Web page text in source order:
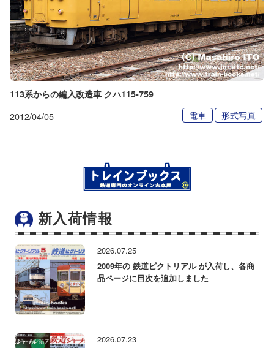
113系からの編入改造車 クハ115-759
2012/04/05 電車 形式写真
新入荷情報
2026.07.25
2009年の 鉄道ピクトリアル が入荷し、各商
品ページに目次を追加しました
2026.07.23